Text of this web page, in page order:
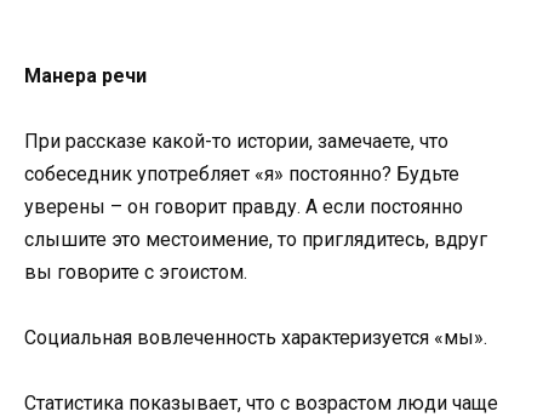
Манера речи
При рассказе какой-то истории, замечаете, что
собеседник употребляет «я» постоянно? Будьте
уверены – он говорит правду. А если постоянно
слышите это местоимение, то приглядитесь, вдруг
вы говорите с эгоистом.
Социальная вовлеченность характеризуется «мы».
Статистика показывает, что с возрастом люди чаще